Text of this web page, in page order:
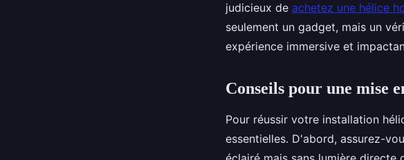
judicieux de achetez une hélice
seulement un gadget, mais un
expérience immersive et
Conseils pour une mise
Pour réussir votre installation
essentielles. D'abord, assurez-